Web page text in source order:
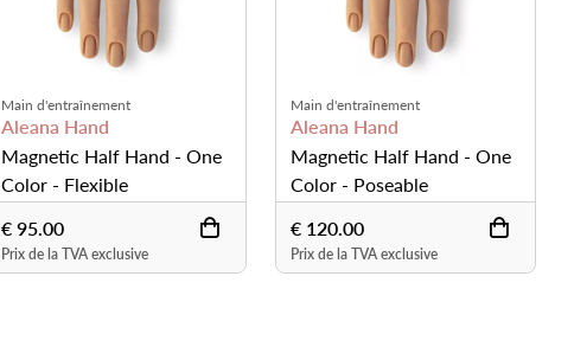
Main d'entraînement
Aleana Hand
Magnetic Half Hand - One
Color - Flexible
€ 95.00
Prix de la TVA exclusive
Main d'entraînement
Aleana Hand
Magnetic Half Hand - One
Color - Poseable
€ 120.00
Prix de la TVA exclusive